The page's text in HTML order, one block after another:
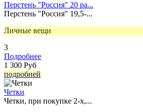
Перстень "Россия" 20 ра...
Перстень "Россия" 19,5-...
Личные вещи
3
Подробнее
1 300 Руб
подробней
Четки
Четки, при покупке 2-х,...